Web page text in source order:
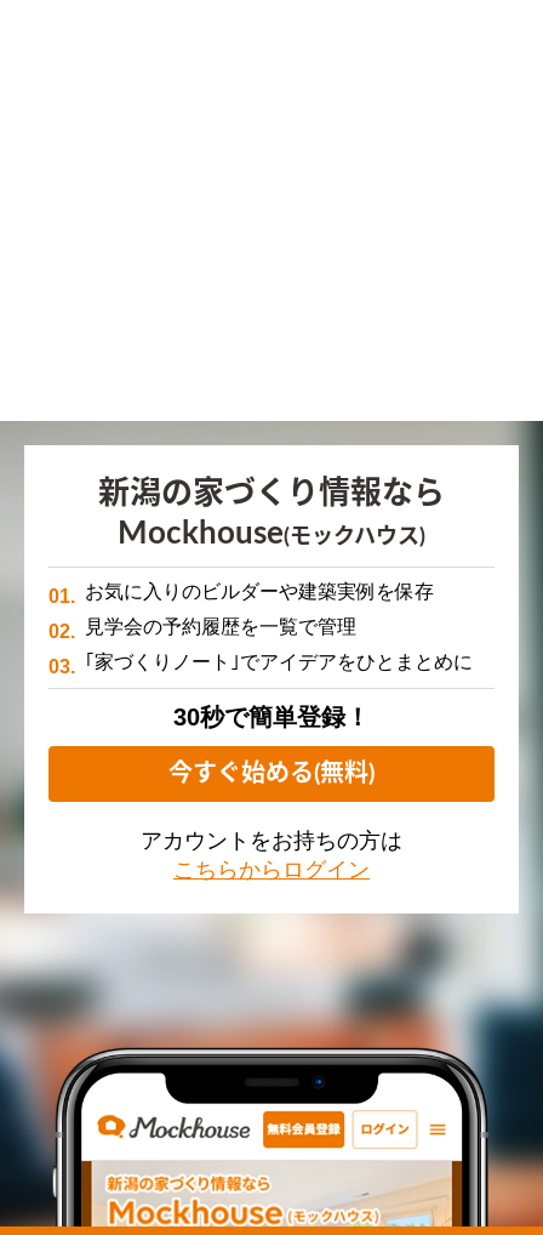
新潟の家づくり情報なら
Mockhouse(モックハウス)
お気に入りのビルダーや建築実例を保存
見学会の予約履歴を一覧で管理
｢家づくりノート｣でアイデアをひとまとめに
30秒で簡単登録！
今すぐ始める(無料)
アカウントをお持ちの方は
こちらからログイン